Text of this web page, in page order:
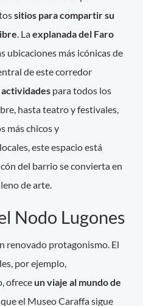
sitios para compartir su
. Laexplanada del Faro
ubicaciones más icónicas de
de este corredor
para todos los
hasta teatro y festivales,
más chicos y
este espacio está
del barrio se convierta en
de arte.
Nodo Lugones
renovado protagonismo. El
por ejemplo,
ofrece un viaje al mundo de
el Museo Caraffa sigue